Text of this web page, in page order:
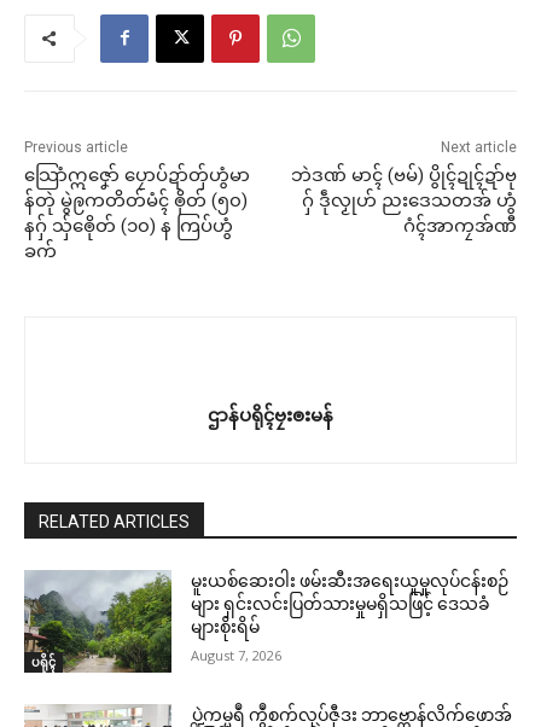
Previous article
သြောံဣဇၞော် ပၠောပ်ဍာ်တှ်ဟွံမာ
န်တုဲ မွဲဨကတိတ်မံၚ် ၜိုတ် (၅၀)
နဂှ် သှ်ၜေိုတ် (၁၀) န ကြပ်ဟွံ
ခက်
Next article
ဘဲဒဏ် မာၚ် (ဗမ်) ပွိုၚ်ဍုၚ်ဍာ်ဗု
ဂှ် ဒဵုလၟုဟ် ညးဒေသတအ် ဟွံ
ဂံၚ်အာကၠအ်ဏီ
ဌာန်ပရိုၚ်ဗၠးၜးမန်
RELATED ARTICLES
ပရိုၚ်
မူးယစ်ဆေးဝါး ဖမ်းဆီးအရေးယူမှုလုပ်ငန်းစဉ်
များ ရှင်းလင်းပြတ်သားမှုမရှိသဖြင့် ဒေသခံ
များစိုးရိမ်
August 7, 2026
ပ္ဍဲကမ္မရဳ ကွဳစက်လုပ်ဇီုဒး ဘာဗ္တောန်လိက်ဖောအ်